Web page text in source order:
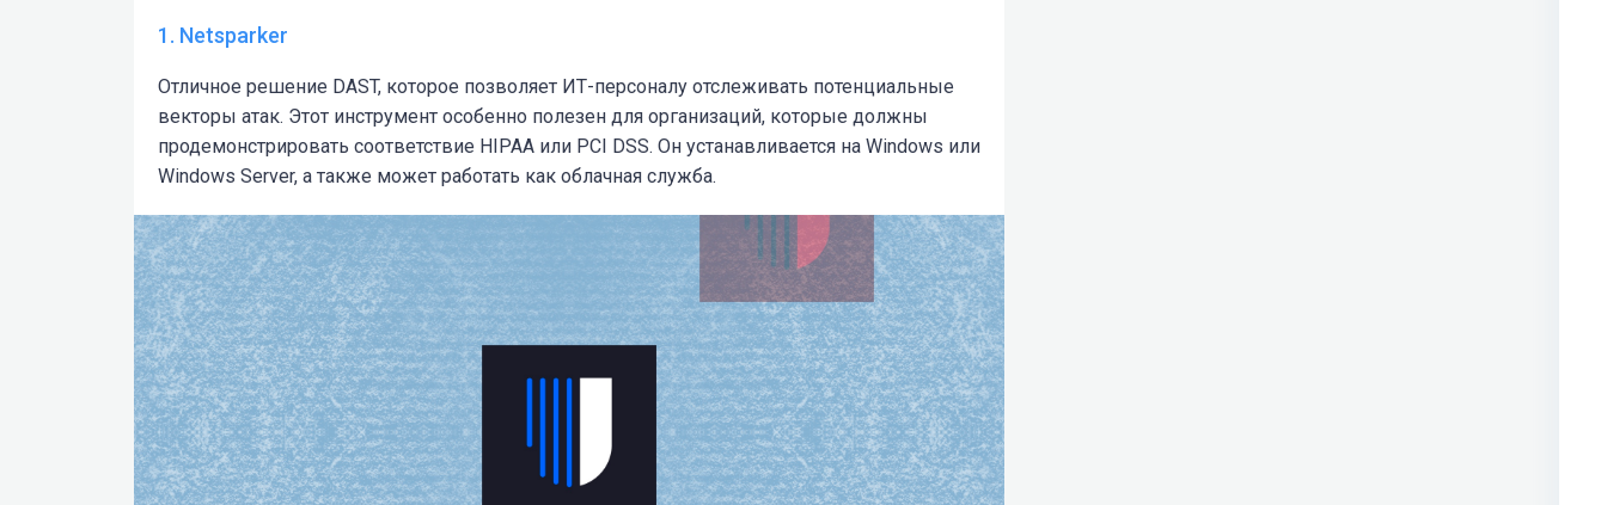
1. Netsparker
Отличное решение DAST, которое позволяет ИТ-персоналу отслеживать потенциальные
векторы атак. Этот инструмент особенно полезен для организаций, которые должны
продемонстрировать соответствие HIPAA или PCI DSS. Он устанавливается на Windows или
Windows Server, а также может работать как облачная служба.